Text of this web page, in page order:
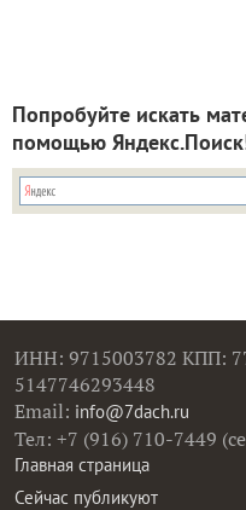
Попробуйте искать
помощью
ИНН: 9715003782 КПП:
5147746293448
Email: info@7dach.ru
Тел: +7 (916) 710-7449
Главная страница
Сейчас публикуют